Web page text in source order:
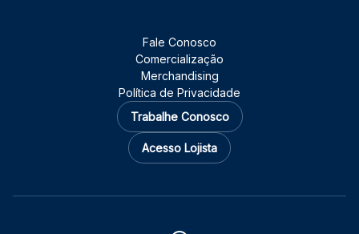
Fale Conosco
Comercialização
Merchandising
Política de Privacidade
Trabalhe Conosco
Acesso Lojista